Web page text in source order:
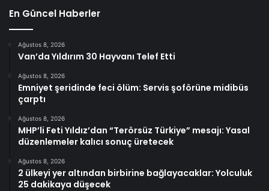
En Güncel Haberler
Ağustos 8, 2026
Van’da Yıldırım 30 Hayvanı Telef Etti
Ağustos 8, 2026
Emniyet şeridinde feci ölüm: Servis şoförüne midibüs
çarptı
Ağustos 8, 2026
MHP’li Feti Yıldız’dan “Terörsüz Türkiye” mesajı: Yasal
düzenlemeler kalıcı sonuç üretecek
Ağustos 8, 2026
2 ülkeyi yer altından birbirine bağlayacaklar: Yolculuk
25 dakikaya düşecek